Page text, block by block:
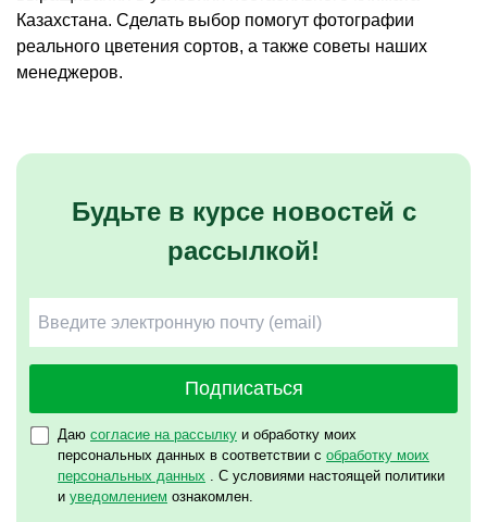
Казахстана. Сделать выбор помогут фотографии
реального цветения сортов, а также советы наших
менеджеров.
Будьте в курсе новостей с
рассылкой!
Подписаться
Даю согласие на рассылку и обработку моих
персональных данных в соответствии с обработку моих
персональных данных . С условиями настоящей политики
и уведомлением ознакомлен.